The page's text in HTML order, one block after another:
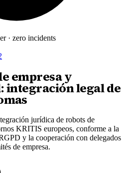
· zero incidents
empresa y
integración legal de
jurídica de robots de
KRITIS europeos, conforme a la
y la cooperación con delegados
de empresa.